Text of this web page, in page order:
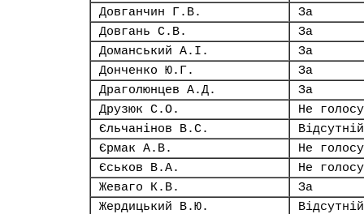
Довганчин Г.В.
За
Довгань С.В.
За
Доманський А.І.
За
Донченко Ю.Г.
За
Драголюнцев А.Д.
За
Друзюк С.О.
Не
Єльчанінов В.С.
Відсутній
Єрмак А.В.
Не
Єськов В.А.
Не
Жеваго К.В.
За
Жердицький В.Ю.
Відсутній